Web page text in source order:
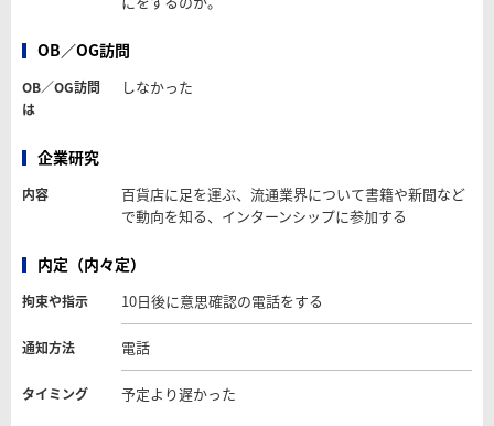
OB／OG訪問
OB／OG訪問
は
しなかった
企業研究
内容
百貨店に足を運ぶ、流通業界について書籍や新聞など
で動向を知る、インターンシップに参加する
内定（内々定）
拘束や指示 10日後に意思確認の電話をする
通知方法 電話
タイミング 予定より遅かった